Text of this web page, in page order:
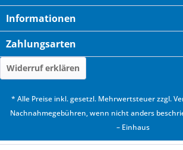
Informationen
Zahlungsarten
Widerruf erklären
* Alle Preise inkl. gesetzl. Mehrwertsteuer zzgl.
Nachnahmegebühren, wenn nicht anders
– Einhaus